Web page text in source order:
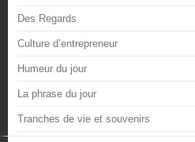
Des Regards
Culture d’entrepreneur
Humeur du jour
La phrase du jour
Tranches de vie et souvenirs